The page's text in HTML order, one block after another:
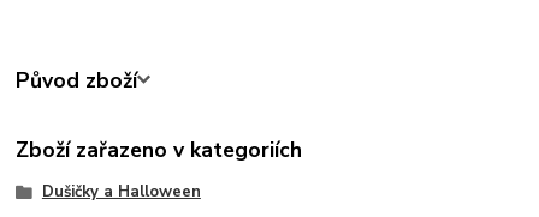
Původ zboží
Zboží zařazeno v kategoriích
Dušičky a Halloween